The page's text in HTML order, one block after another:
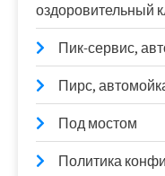
оздоровительный
Пик-сервис,
Пирс,
Под мостом
Политика